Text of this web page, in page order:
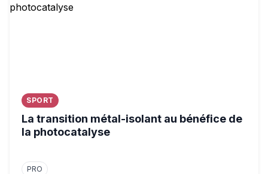
SPORT
La transition métal-isolant au bénéfice de
la photocatalyse
PRO